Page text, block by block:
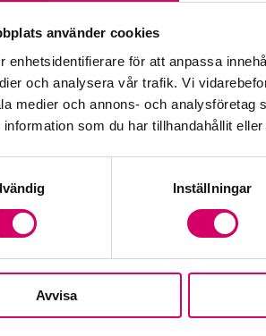
använder cookies
enhetsidentifierare för att anpassa
och analysera vår trafik. Vi
medier och annons- och
information som du har tillhandahållit
Inställningar
Avvisa